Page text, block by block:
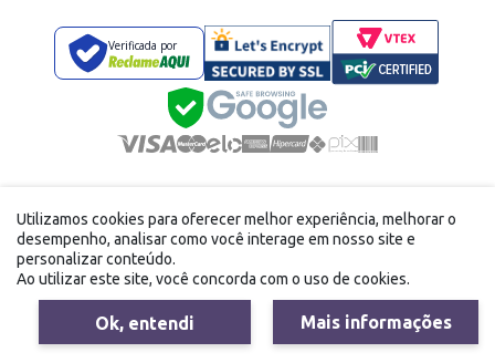
Verificada por
FFE DISTRIBUIDORA LTDA - 40.867.166/0001-24 Avenida
doutor Alvaro de campos carneiro, 242 Vila Brasileira Mogi
das Cruzes/SP
Utilizamos cookies para oferecer melhor experiência, melhorar o
desempenho, analisar como você interage em nosso site e
personalizar conteúdo.
Ao utilizar este site, você concorda com o uso de cookies.
Ok, entendi Mais informações